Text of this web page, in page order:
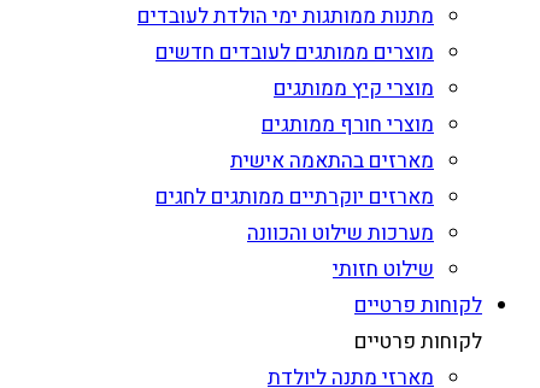
מתנות ממותגות ימי הולדת לעובדים
מוצרים ממותגים לעובדים חדשים
מוצרי קיץ ממותגים
מוצרי חורף ממותגים
מארזים בהתאמה אישית
מארזים יוקרתיים ממותגים לחגים
מערכות שילוט והכוונה
שילוט חזותי
לקוחות פרטיים
לקוחות פרטיים
מארזי מתנה ליולדת